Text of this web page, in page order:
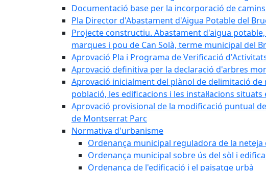
Documentació base per la incorporació de
Pla Director d'Abastament d'Aigua Potable del
Projecte constructiu. Abastament d'aigua
marques i pou de Can Solà, terme municipal del
Aprovació Pla i Programa de Verificació
Aprovació definitiva per la declaració d'arbres
Aprovació inicialment del plànol de delimitació
població, les edificacions i les instal·lacions
Aprovació provisional de la modificació puntual
de Montserrat Parc
Normativa d'urbanisme
Ordenança municipal reguladora de la
Ordenança municipal sobre ús del sòl i
Ordenança de l'edificació i el paisatge urbà